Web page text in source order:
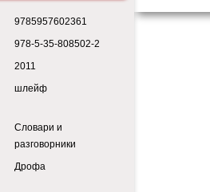
9785957602361
978-5-35-808502-2
2011
шлейф
Словари и
разговорники
Дрофа